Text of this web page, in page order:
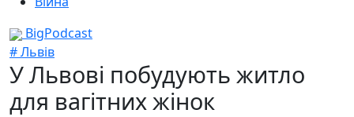
BigPodcast
# Львів
У Львові побудують житло
для вагітних жінок